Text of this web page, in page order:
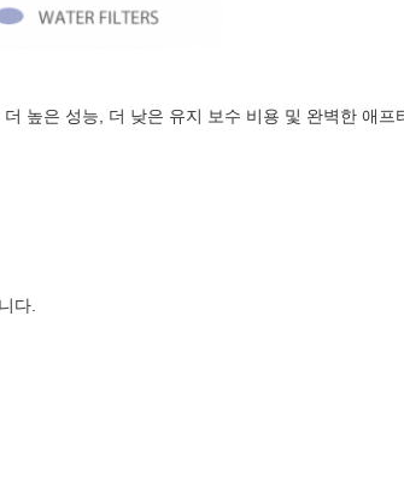
높은 성능, 더 낮은 유지 보수 비용 및 완벽한 애프
다.